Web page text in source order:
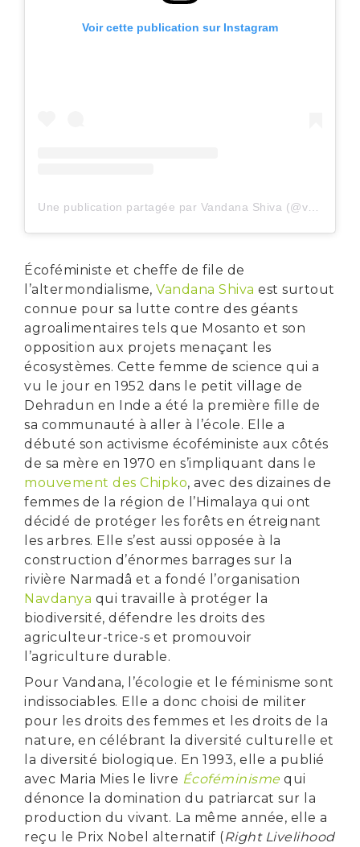
Voir cette publication sur Instagram
Écoféministe et cheffe de file de
l’altermondialisme, Vandana Shiva est surtout
connue pour sa lutte contre des géants
agroalimentaires tels que Mosanto et son
opposition aux projets menaçant les
écosystèmes. Cette femme de science qui a
vu le jour en 1952 dans le petit village de
Dehradun en Inde a été la première fille de
sa communauté à aller à l’école. Elle a
débuté son activisme écoféministe aux côtés
de sa mère en 1970 en s’impliquant dans le
mouvement des Chipko, avec des dizaines de
femmes de la région de l’Himalaya qui ont
décidé de protéger les forêts en étreignant
les arbres. Elle s’est aussi opposée à la
construction d’énormes barrages sur la
rivière Narmadâ et a fondé l’organisation
Navdanya qui travaille à protéger la
biodiversité, défendre les droits des
agriculteur-trice-s et promouvoir
l’agriculture durable.
Pour Vandana, l’écologie et le féminisme sont
indissociables. Elle a donc choisi de militer
pour les droits des femmes et les droits de la
nature, en célébrant la diversité culturelle et
la diversité biologique. En 1993, elle a publié
avec Maria Mies le livre Écoféminismequi
dénonce la domination du patriarcat sur la
production du vivant. La même année, elle a
reçu le Prix Nobel alternatif (Right Livelihood